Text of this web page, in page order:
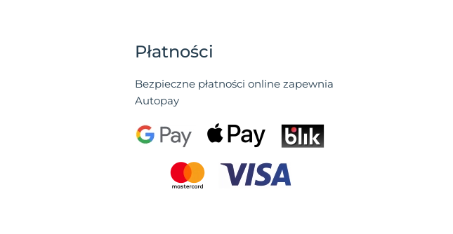
Płatności
Bezpieczne płatności online zapewnia
Autopay